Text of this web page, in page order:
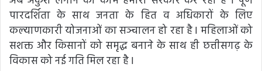
पारदर्शिता के साथ जनता के हित व अधिकारों के लिए
कल्याणकारी योजनाओं का सञ्चालन हो रहा है l महिलाओं को
सशक्त और किसानों को समृद्ध बनाने के साथ ही छत्तीसगढ़ के
विकास को नई गति मिल रहा है l